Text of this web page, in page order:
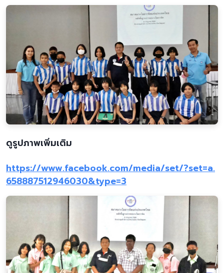
ดูรูปภาพเพิ่มเติม
https://www.facebook.com/media/set/?set=a.
658887512946030&type=3